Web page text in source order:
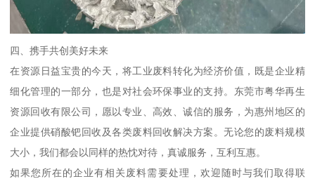
四、携手共创美好未来
在资源日益宝贵的今天，将工业废料转化为经济价值，既是企业精
细化管理的一部分，也是对社会环保事业的支持。东莞市粤华再生
资源回收有限公司，愿以专业、高效、诚信的服务，为惠州地区的
企业提供硝酸钯回收及各类废料回收解决方案。无论您的废料规模
大小，我们都会以同样的热忱对待，真诚服务，互利互惠。
如果您所在的企业有相关废料需要处理，欢迎随时与我们取得联